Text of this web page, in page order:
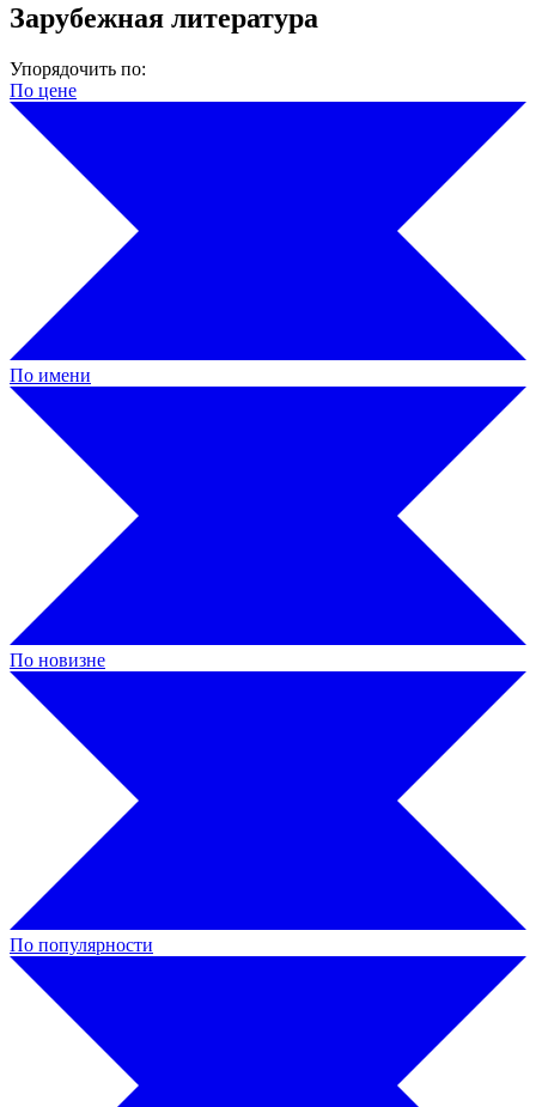
Зарубежная литература
Упорядочить по:
По цене
По имени
По новизне
По популярности